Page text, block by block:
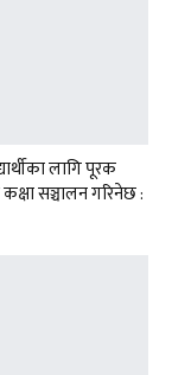
लागि पूरक
कक्षा सञ्चालन गरिनेछ :